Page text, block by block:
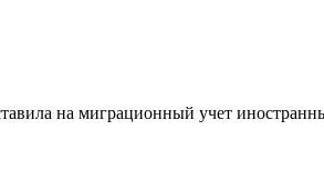
на миграционный учет